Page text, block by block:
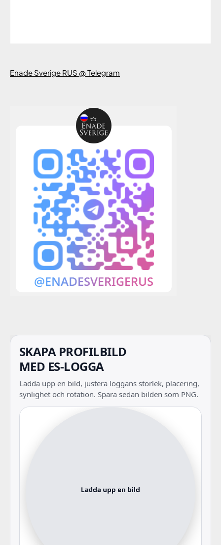
Enade Sverige RUS @ Telegram
SKAPA PROFILBILD
MED ES-LOGGA
Ladda upp en bild, justera loggans storlek, placering,
synlighet och rotation. Spara sedan bilden som PNG.